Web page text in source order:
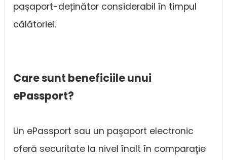
pașaport-deținător considerabil în timpul
călătoriei.
Care sunt beneficiile unui
ePassport?
Un ePassport sau un paşaport electronic
oferă securitate la nivel înalt în comparaţie